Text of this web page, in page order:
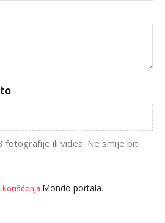
fotografije ili videa. Ne smije biti
korišćenja Mondo portala.